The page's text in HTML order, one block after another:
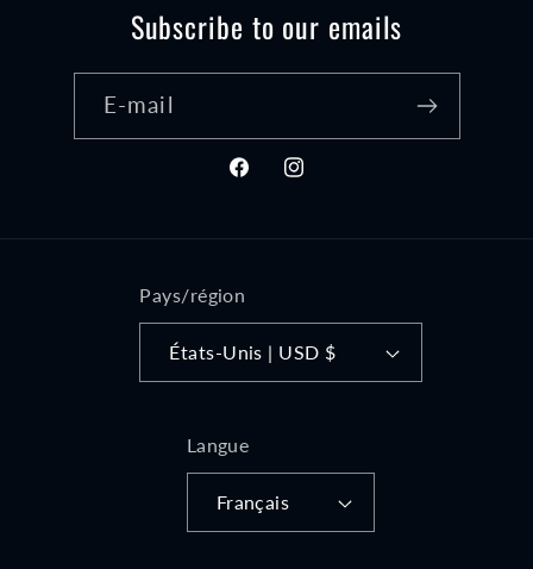
Subscribe to our emails
E-mail
FacebookInstagram
Pays/région
États-Unis | USD $
Langue
Français